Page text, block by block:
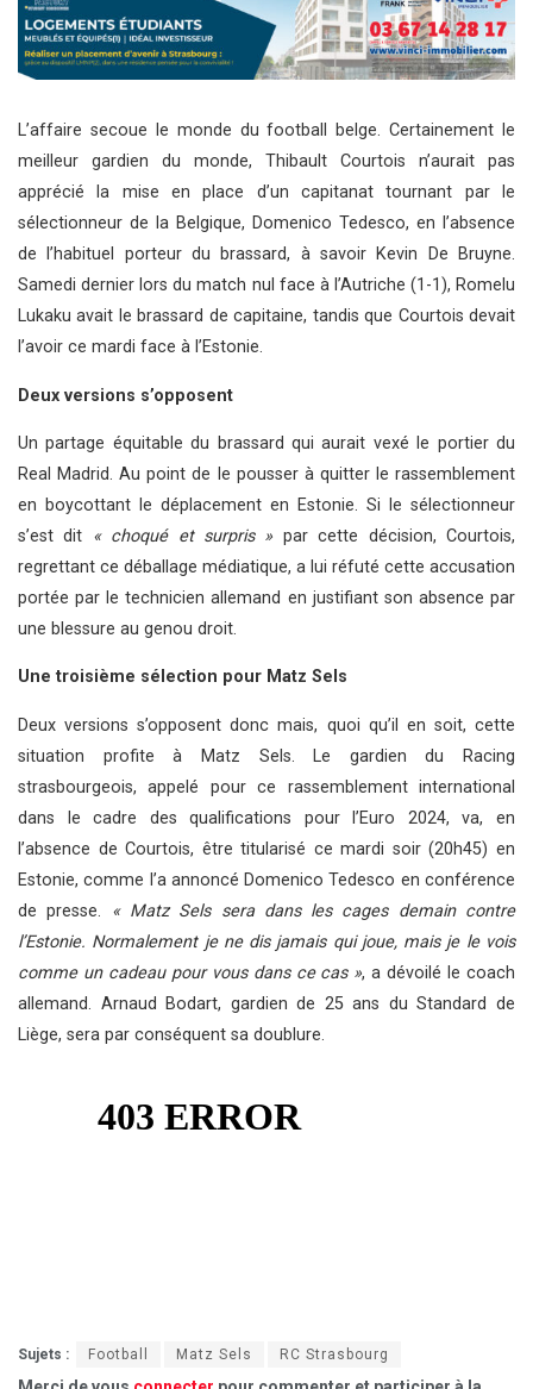
L’affaire secoue le monde du football belge. Certainement le
meilleur gardien du monde, Thibault Courtois n’aurait pas
apprécié la mise en place d’un capitanat tournant par le
sélectionneur de la Belgique, Domenico Tedesco, en l’absence
de l’habituel porteur du brassard, à savoir Kevin De Bruyne.
Samedi dernier lors du match nul face à l’Autriche (1-1), Romelu
Lukaku avait le brassard de capitaine, tandis que Courtois devait
l’avoir ce mardi face à l’Estonie.
Deux versions s’opposent
Un partage équitable du brassard qui aurait vexé le portier du
Real Madrid. Au point de le pousser à quitter le rassemblement
en boycottant le déplacement en Estonie. Si le sélectionneur
s’est dit « choqué et surpris » par cette décision, Courtois,
regrettant ce déballage médiatique, a lui réfuté cette accusation
portée par le technicien allemand en justifiant son absence par
une blessure au genou droit.
Une troisième sélection pour Matz Sels
Deux versions s’opposent donc mais, quoi qu’il en soit, cette
situation profite à Matz Sels. Le gardien du Racing
strasbourgeois, appelé pour ce rassemblement international
dans le cadre des qualifications pour l’Euro 2024, va, en
l’absence de Courtois, être titularisé ce mardi soir (20h45) en
Estonie, comme l’a annoncé Domenico Tedesco en conférence
de presse. « Matz Sels sera dans les cages demain contre
l’Estonie. Normalement je ne dis jamais qui joue, mais je le vois
comme un cadeau pour vous dans ce cas », a dévoilé le coach
allemand. Arnaud Bodart, gardien de 25 ans du Standard de
Liège, sera par conséquent sa doublure.
Sujets : Football Matz Sels RC Strasbourg